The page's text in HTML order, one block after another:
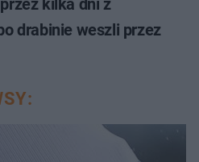
drabinie weszli przez